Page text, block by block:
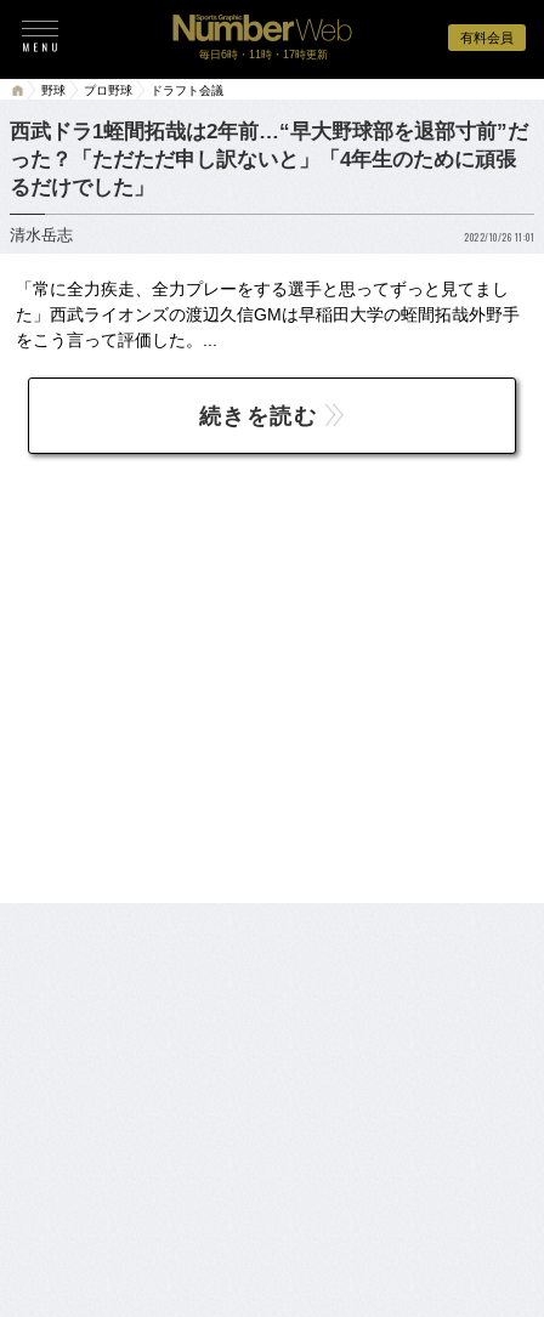
有料会員
毎日6時・11時・17時更新
野球 プロ野球 ドラフト会議
西武ドラ1蛭間拓哉は2年前…“早大野球部を退部寸前”だ
った？「ただただ申し訳ないと」「4年生のために頑張
るだけでした」
清水岳志 2022/10/26 11:01
「常に全力疾走、全力プレーをする選手と思ってずっと見てまし
た」西武ライオンズの渡辺久信GMは早稲田大学の蛭間拓哉外野手
をこう言って評価した。...
続きを読む